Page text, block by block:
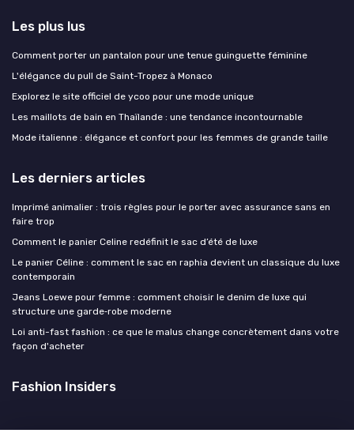
Les plus lus
Comment porter un pantalon pour une tenue guinguette féminine
L'élégance du pull de Saint-Tropez à Monaco
Explorez le site officiel de ycoo pour une mode unique
Les maillots de bain en Thaïlande : une tendance incontournable
Mode italienne : élégance et confort pour les femmes de grande taille
Les derniers articles
Imprimé animalier : trois règles pour le porter avec assurance sans en
faire trop
Comment le panier Celine redéfinit le sac d’été de luxe
Le panier Céline : comment le sac en raphia devient un classique du luxe
contemporain
Jeans Loewe pour femme : comment choisir le denim de luxe qui
structure une garde‑robe moderne
Loi anti-fast fashion : ce que le malus change concrètement dans votre
façon d'acheter
Fashion Insiders